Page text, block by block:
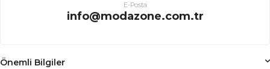
E-Posta
info@modazone.com.tr
Önemli Bilgiler